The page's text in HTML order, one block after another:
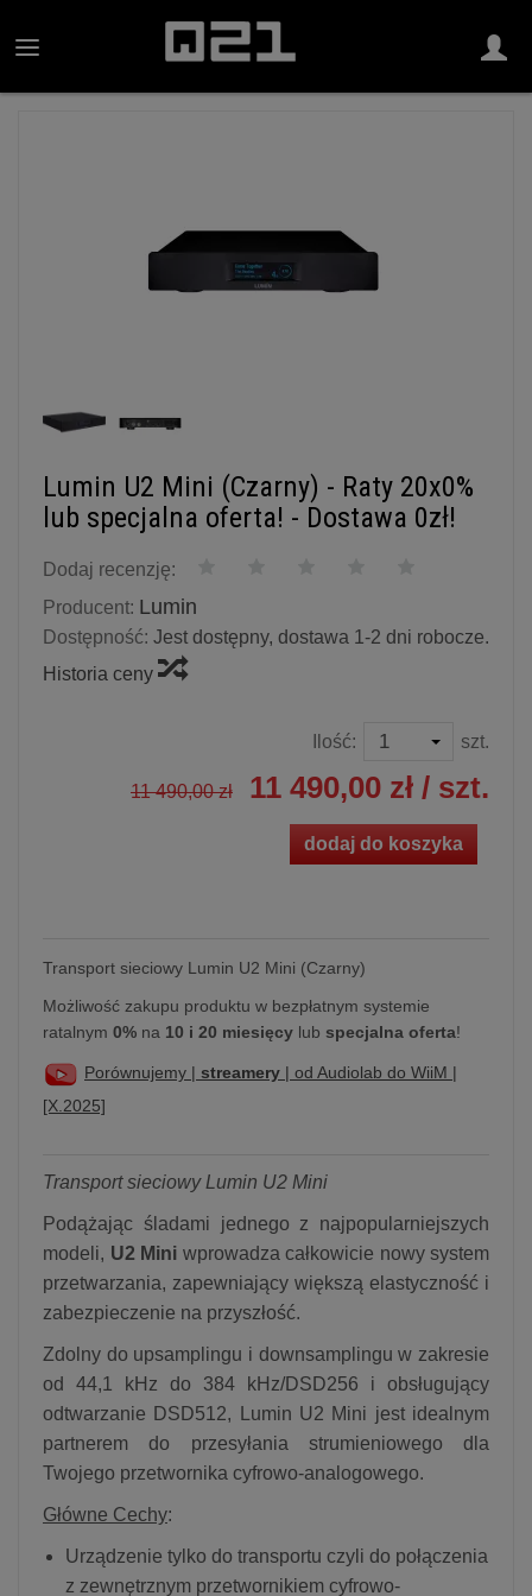
Lumin U2 Mini (Czarny) - Raty 20x0%
lub specjalna oferta! - Dostawa 0zł!
Dodaj recenzję:
Producent: Lumin
Dostępność: Jest dostępny, dostawa 1-2 dni robocze.
Historia ceny
Ilość: szt.
11 490,00 zł 11 490,00 zł / szt.
dodaj do koszyka
Transport sieciowy Lumin U2 Mini (Czarny)
Możliwość zakupu produktu w bezpłatnym systemie
ratalnym 0% na 10 i 20 miesięcy lub specjalna oferta!
Porównujemy | streamery | od Audiolab do WiiM |
[X.2025]
Transport sieciowy Lumin U2 Mini
Podążając śladami jednego z najpopularniejszych
modeli, U2 Mini wprowadza całkowicie nowy system
przetwarzania, zapewniający większą elastyczność i
zabezpieczenie na przyszłość.
Zdolny do upsamplingu i downsamplingu w zakresie
od 44,1 kHz do 384 kHz/DSD256 i obsługujący
odtwarzanie DSD512, Lumin U2 Mini jest idealnym
partnerem do przesyłania strumieniowego dla
Twojego przetwornika cyfrowo-analogowego.
Główne Cechy:
Urządzenie tylko do transportu czyli do połączenia
z zewnętrznym przetwornikiem cyfrowo-